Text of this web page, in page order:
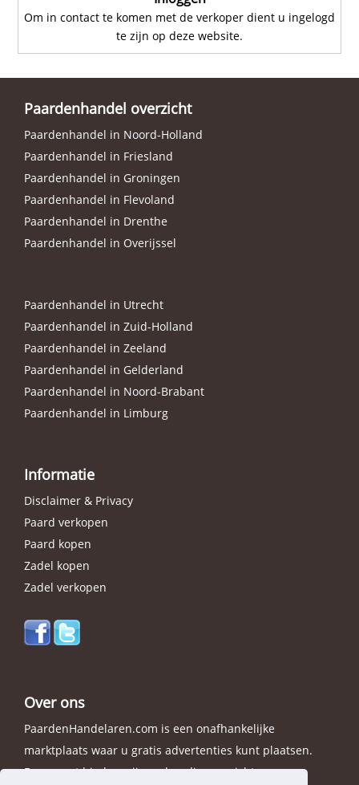
Om in contact te komen met de verkoper dient u ingelogd
te zijn op deze website.
Paardenhandel overzicht
Paardenhandel in Noord-Holland
Paardenhandel in Friesland
Paardenhandel in Groningen
Paardenhandel in Flevoland
Paardenhandel in Drenthe
Paardenhandel in Overijssel
Paardenhandel in Utrecht
Paardenhandel in Zuid-Holland
Paardenhandel in Zeeland
Paardenhandel in Gelderland
Paardenhandel in Noord-Brabant
Paardenhandel in Limburg
Informatie
Disclaimer & Privacy
Paard verkopen
Paard kopen
Zadel kopen
Zadel verkopen
Over ons
PaardenHandelaren.com is een onafhankelijke
marktplaats waar u gratis advertenties kunt plaatsen.
Daarnaast bieden wij een handig overzicht van